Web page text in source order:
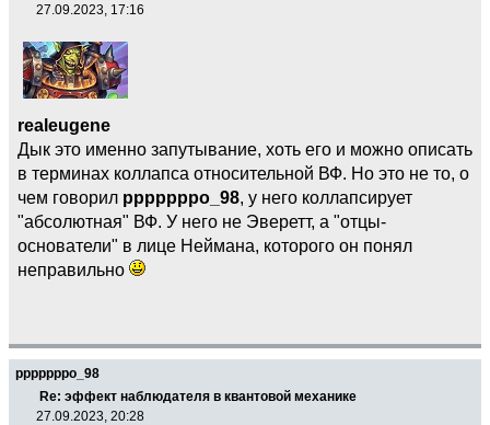
27.09.2023, 17:16
realeugene
Дык это именно запутывание, хоть его и можно описать
в терминах коллапса относительной ВФ. Но это не то, о
чем говорил pppppppo_98, у него коллапсирует
"абсолютная" ВФ. У него не Эверетт, а "отцы-
основатели" в лице Неймана, которого он понял
неправильно
pppppppo_98
Re: эффект наблюдателя в квантовой механике
27.09.2023, 20:28